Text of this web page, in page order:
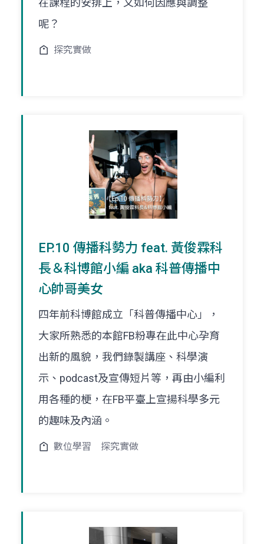
在課程的安排上，又如何因應與調整
呢？
探究實做
EP.10 傳播科勢力 feat. 黃俊霖科
長＆科博館小編 aka 科普傳播中
心帥哥美女
四年前科博館成立「科普傳播中心」，
大家所熟悉的本館FB粉專在此中心孕育
出新的風貌，我們錄製講座、科學演
示、podcast及宣傳短片等，再由小編利
用各種的梗，在FB平臺上宣揚科學多元
的趣味及內涵。
數位學習 探究實做